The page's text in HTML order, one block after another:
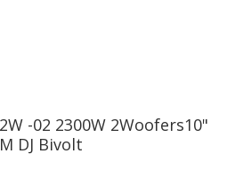
-02 2300W 2Woofers10"
DJ Bivolt